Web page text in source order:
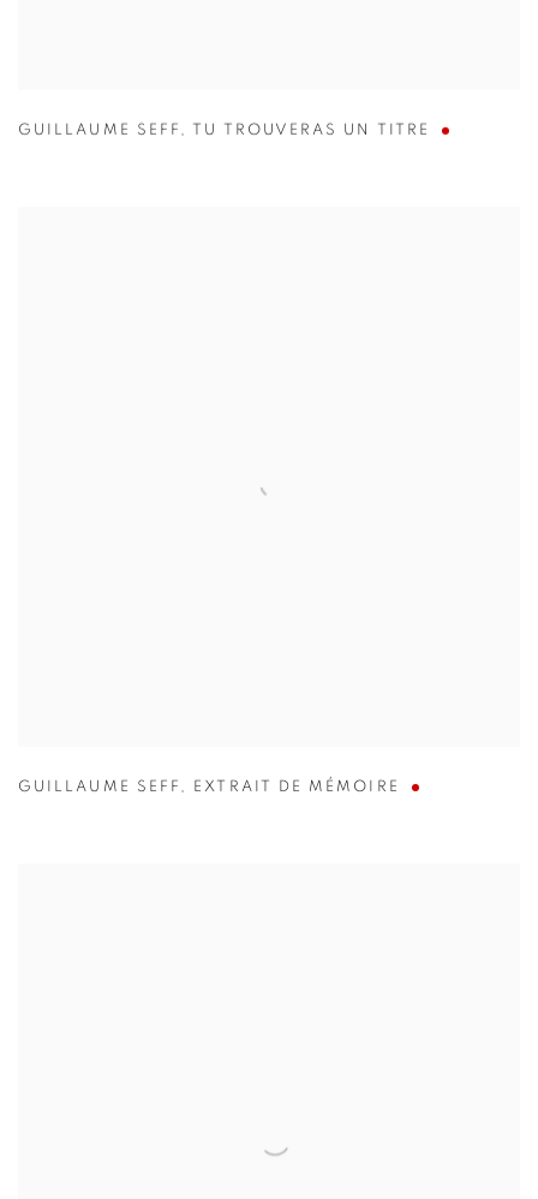
GUILLAUME SEFF , TU TROUVERAS UN TITRE
GUILLAUME SEFF , EXTRAIT DE MÉMOIRE